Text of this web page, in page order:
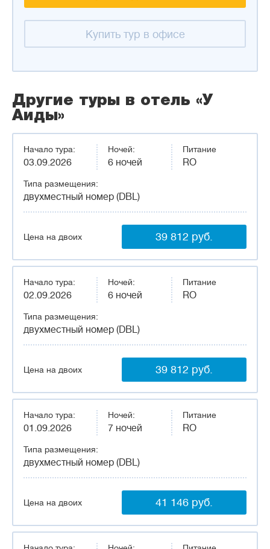
Купить тур в офисе
Другие туры в отель «У
Аиды»
Начало тура:
03.09.2026
Типа размещения:
двухместный номер (DBL)
Ночей:
6 ночей
Питание
RO
Цена на двоих 39 812 руб.
Начало тура:
02.09.2026
Типа размещения:
двухместный номер (DBL)
Ночей:
6 ночей
Питание
RO
Цена на двоих 39 812 руб.
Начало тура:
01.09.2026
Типа размещения:
двухместный номер (DBL)
Ночей:
7 ночей
Питание
RO
Цена на двоих 41 146 руб.